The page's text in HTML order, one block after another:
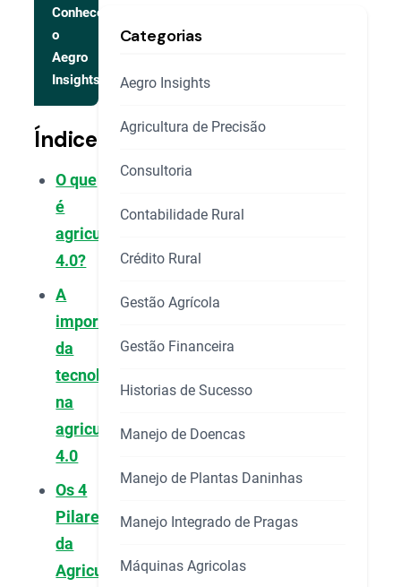
Conhecer
o
Aegro
Insights
Índice
O que
é
agricultura
4.0?
A
importância
da
tecnologia
na
agricultura
4.0
Os 4
Pilares
da
Agricultura
Categorias
Aegro Insights
Agricultura de Precisão
Consultoria
Contabilidade Rural
Crédito Rural
Gestão Agrícola
Gestão Financeira
Historias de Sucesso
Manejo de Doencas
Manejo de Plantas Daninhas
Manejo Integrado de Pragas
Máquinas Agricolas